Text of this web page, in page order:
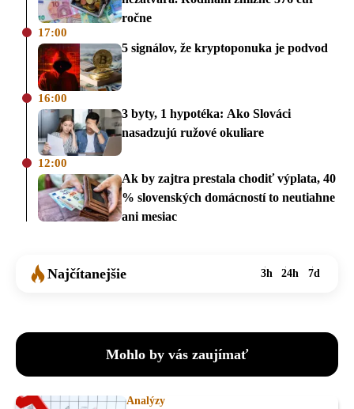
ročne
17:00
5 signálov, že kryptoponuka je podvod
16:00
3 byty, 1 hypotéka: Ako Slováci
nasadzujú ružové okuliare
12:00
Ak by zajtra prestala chodiť výplata, 40
% slovenských domácností to neutiahne
ani mesiac
Najčítanejšie 3h 24h 7d
Mohlo by vás zaujímať
Analýzy